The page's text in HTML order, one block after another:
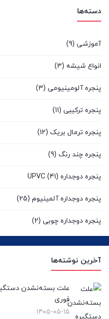
دسته‌ها
آموزشی (9)
انواع شیشه (3)
پنجره آلومینیومی (3)
پنجره ترکیبی (11)
پنجره ترمال بریک (12)
پنجره چند رنگ (9)
پنجره دوجداره UPVC (41)
پنجره دوجداره آلمینیوم (25)
پنجره دوجداره چوبی (2)
پنجره کشویی آلومینیومی
پنجره لیفت انداسلاید(2)
تعویض پنجره دوجداره
آخرین نوشته‌ها
علت بسته‌نشدن
فوری
۱۴۰۵-۰۵-۱۵